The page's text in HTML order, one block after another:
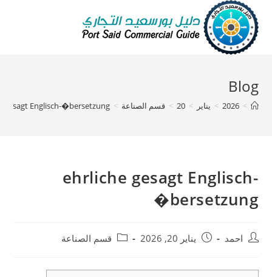
Blog
>
2026
> يناير >
20
> قسم الصناعة >
gesagt Englisch-�bersetzung
ehrliche gesagt Englisch-
�bersetzung
احمد يناير 20, 2026 قسم الصناعة